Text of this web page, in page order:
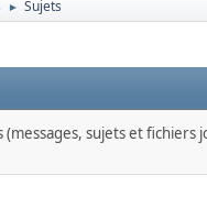
► Sujets
sujets et